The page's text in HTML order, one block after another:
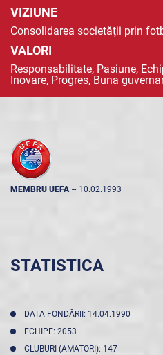
VIZIUNE
Consolidarea societății prin
VALORI
Responsabilitate, Pasiune,
Inovare, Progres, Buna
MEMBRU UEFA -- 10.02.1993
STATISTICA
DATA FONDĂRII: 14.04.1990
ECHIPE: 2053
CLUBURI (AMATORI): 147